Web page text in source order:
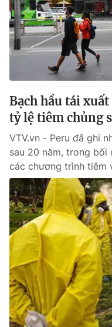
® Cấm sao chép dưới mọi
thuận bằng văn bản. Ghi
thông tin từ website này.
Bạch hầu tái
tỷ lệ tiêm chủng
VTV.vn - Peru đã ghi
sau 20 năm, trong bối
các chương trình tiêm